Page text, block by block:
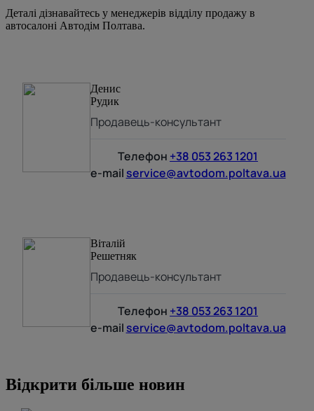
Деталі дізнавайтесь у менеджерів відділу продажу в
автосалоні Автодім Полтава.
Денис
Рудик
Продавець-консультант
Телефон +38 053 263 1201
e-mail service@avtodom.poltava.ua
Віталій
Решетняк
Продавець-консультант
Телефон +38 053 263 1201
e-mail service@avtodom.poltava.ua
Відкрити більше новин